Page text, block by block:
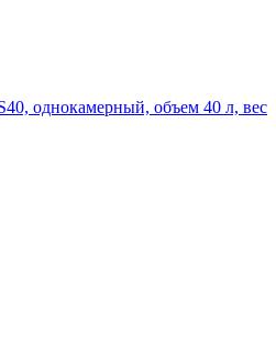
однокамерный, объем 40 л, вес